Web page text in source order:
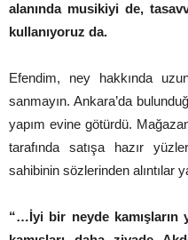
alanında musikiyi de,
kullanıyoruz da.
Efendim, ney hakkında
sanmayın. Ankara’da
yapım evine götürdü.
tarafında satışa hazır
sahibinin sözlerinden alıntılar
“…İyi bir neyde kamışların